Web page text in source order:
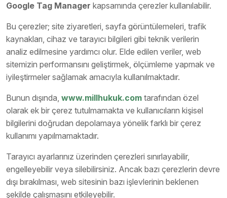
Google Tag Manager kapsamında çerezler kullanılabilir.
Bu çerezler; site ziyaretleri, sayfa görüntülemeleri, trafik
kaynakları, cihaz ve tarayıcı bilgileri gibi teknik verilerin
analiz edilmesine yardımcı olur. Elde edilen veriler, web
sitemizin performansını geliştirmek, ölçümleme yapmak ve
iyileştirmeler sağlamak amacıyla kullanılmaktadır.
Bunun dışında, www.millhukuk.com tarafından özel
olarak ek bir çerez tutulmamakta ve kullanıcıların kişisel
bilgilerini doğrudan depolamaya yönelik farklı bir çerez
kullanımı yapılmamaktadır.
Tarayıcı ayarlarınız üzerinden çerezleri sınırlayabilir,
engelleyebilir veya silebilirsiniz. Ancak bazı çerezlerin devre
dışı bırakılması, web sitesinin bazı işlevlerinin beklenen
şekilde çalışmasını etkileyebilir.